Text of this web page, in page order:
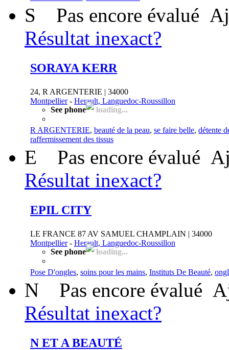
S Pas encore évalué
Résultat inexact?
SORAYA KERR
24, R ARGENTERIE | 34000
Montpellier- Herault, Languedoc-Roussillon
See phone
loading...
R ARGENTERIE, beauté de la peau, se faire belle, détente
raffermissement des tissus
E Pas encore évalué
Résultat inexact?
EPIL CITY
LE FRANCE 87 AV SAMUEL CHAMPLAIN | 34000
Montpellier- Herault, Languedoc-Roussillon
See phone
loading...
Pose D'ongles, soins pour les mains, Instituts De Beauté,
N Pas encore évalué
Résultat inexact?
N ET A BEAUTÉ